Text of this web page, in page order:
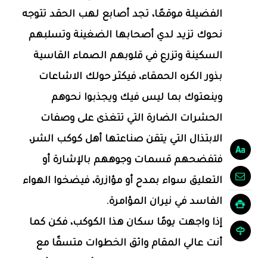
الفضيلة موقعًا، تجد أصابع لهب الحقد تتوجه
نحوك تزيد لدي أصحابها الضغينة وتسلبهم
السكينة وتزرع في قلوبهم الصماء القاسية
بذور الكره الحمقاء، فيكثر حولك الاشاعات
وينعتوك بما ليس فيك ويجذبوا نحوهم
الحشرات الضارة التي تتغذى على وصفات
الابتذال التي يتقن صناعتها أهل كوكب الشر،
فتفضحهم قسمات وجوههم بالإشارة أو
التعليق سواء بمدح أو مؤازرة، فيضخوا الهواء
الفاسد في نيران المؤامرة.
إذا واجهت يومًا سكان هذا الكوكب، فكن كما
أنت عالي المقام واثق الخطوات متسقًا مع